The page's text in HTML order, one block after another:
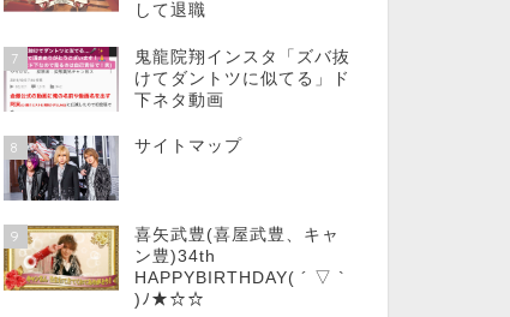
して退職
7
鬼龍院翔インスタ「ズバ抜
けてダントツに似てる」ド
下ネタ動画
8 サイトマップ
9
喜矢武豊(喜屋武豊、キャ
ン豊)34th
HAPPYBIRTHDAY( ´ ▽ `
)ﾉ★☆☆